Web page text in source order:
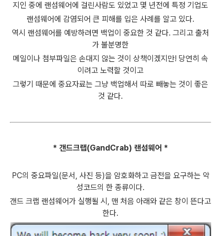
지인 중에 랜섬웨어에 걸린사람도 있었고 몇 년전에 특정 기업도
랜섬웨어에 감염되어 큰 피해를 입은 사례를 알고 있다.
역시 랜섬웨어를 예방하려면 백업이 중요한 것 같다. 그리고 출처
가 불분명한
메일이나 첨부파일은 손대지 않는 것이 상책이겠지만! 당연히 속
이려고 노력할 것이고
그렇기 때문에 중요자료는 그냥 백업해서 따로 빼놓는 것이 좋은
것 같다.
* 갠드크랩(GandCrab) 랜섬웨어 *
PC의 중요파일(문서, 사진 등)을 암호화하고 금전을 요구하는 악
성코드의 한 종류이다.
갠드 크랩 랜섬웨어가 실행될 시, 맨 처음 아래와 같은 창이 뜬다고
한다.